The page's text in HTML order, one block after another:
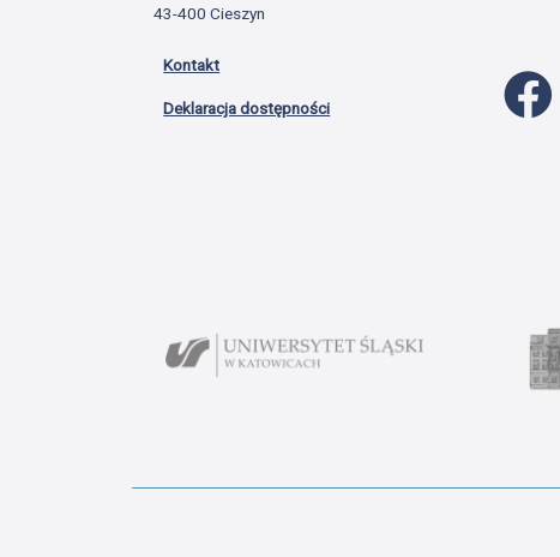
43-400 Cieszyn
Kontakt
Deklaracja dostępności